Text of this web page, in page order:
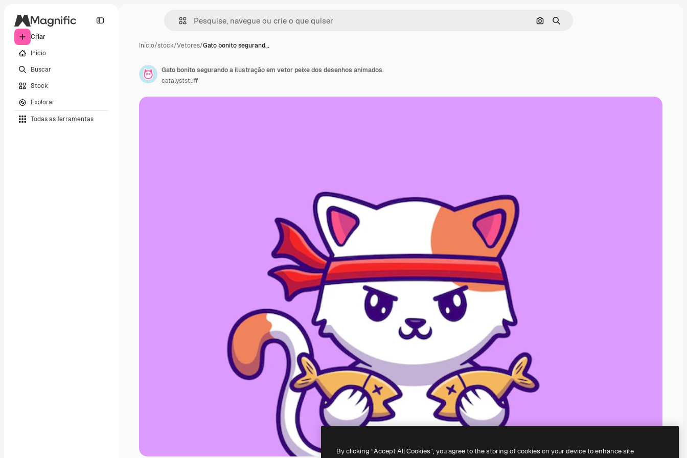
Criar
Início
Buscar
Stock
Explorar
Todas as ferramentas
Pesquisar por imagem
Buscar
Início/stock/Vetores/Gato bonito segurand…
Gato bonito segurando a ilustração em vetor peixe dos desenhos animados.
catalyststuff
By clicking “Accept All Cookies”, you agree to the storing of cookies on your device to enhance site